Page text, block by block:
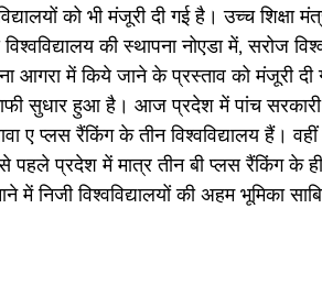
को भी मंजूरी दी गई है। उच्च शिक्षा
की स्थापना नोएडा में, सरोज
आगरा में किये जाने के प्रस्ताव को मंजूरी दी
काफी सुधार हुआ है। आज प्रदेश में पांच
ए प्लस रैंकिंग के तीन विश्वविद्यालय हैं।
प्रदेश में मात्र तीन बी प्लस रैंकिंग के ही
निजी विश्वविद्यालयों की अहम भूमिका